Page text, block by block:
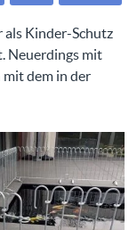
als Kinder-Schutz
Neuerdings mit
mit dem in der